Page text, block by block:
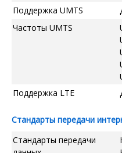
Поддержка UMTS
Частоты UMTS
Поддержка LTE
Стандарты передачи
Стандарты передачи